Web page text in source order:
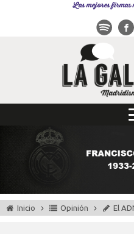
Las mejores firmas
Inicio Opinión El